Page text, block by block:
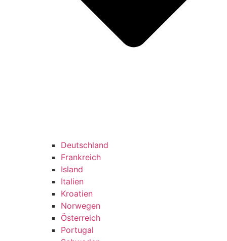
Deutschland
Frankreich
Island
Italien
Kroatien
Norwegen
Österreich
Portugal